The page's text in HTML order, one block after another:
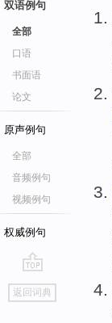
双语例句
全部
口语
书面语
论文
原声例句
全部
音频例句
视频例句
权威例句
go
top
返回词典